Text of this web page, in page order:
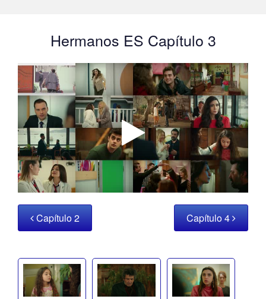
Hermanos ES Capítulo 3
Capítulo 2 Capítulo 4